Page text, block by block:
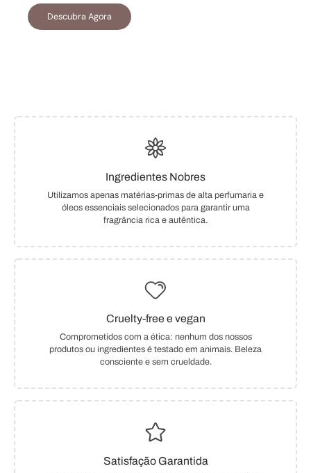
Descubra Agora
Ingredientes Nobres
Utilizamos apenas matérias-primas de alta perfumaria e
óleos essenciais selecionados para garantir uma
fragrância rica e autêntica.
Cruelty-free e vegan
Comprometidos com a ética: nenhum dos nossos
produtos ou ingredientes é testado em animais. Beleza
consciente e sem crueldade.
Satisfação Garantida